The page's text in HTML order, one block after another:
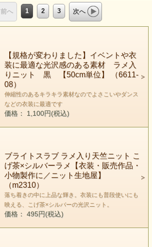
前へ 1 2 3 次へ
【規格が変わりました】イベントや衣
装に最適な光沢感のある素材 ラメ入
りニット 黒 【50cm単位】 （6611-
08）
伸縮性のあるキラキラ素材なのでよさこいやダンス
などの衣装に最適です
価格： 1,100円(税込)
ブライトスラブ ラメ入り天竺ニット こ
げ茶×シルバーラメ【衣装・販売作品・
小物製作に／ニット生地屋】
（m2310）
落ち着きの中に上品な輝き。衣装にも普段使いにも
映える、こげ茶×シルバーの光沢ニット。
価格： 495円(税込)